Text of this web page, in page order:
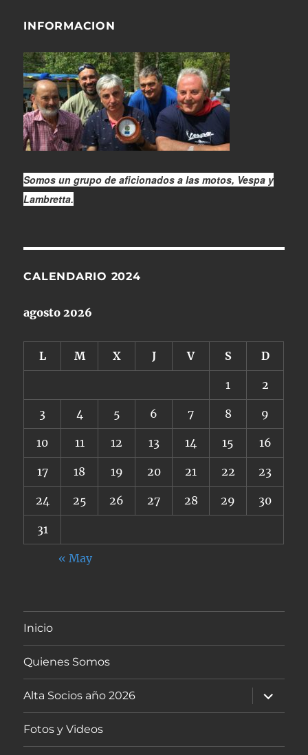
INFORMACION
Somos un grupo de aficionados a las motos, Vespa y
Lambretta.
CALENDARIO 2024
agosto 2026
L M X J V S D
1 2
3 4 5 6 7 8 9
10 11 12 13 14 15 16
17 18 19 20 21 22 23
24 25 26 27 28 29 30
31
« May
Inicio
Quienes Somos
Alta Socios año 2026
expande
el
menú
Fotos y Videos